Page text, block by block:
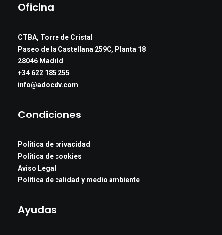
Oficina
CTBA, Torre de Cristal
Paseo de la Castellana 259C, Planta 18
28046 Madrid
+34 622 185 255
info@adocdv.com
Condiciones
Política de privacidad
Política de cookies
Aviso Legal
Política de calidad y medio ambiente
Ayudas